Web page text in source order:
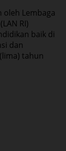
oleh Lembaga
RI)
baik di
dan
tahun